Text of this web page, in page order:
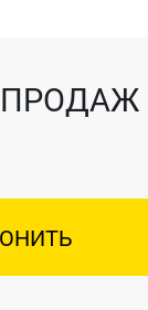
ПРОДАЖ